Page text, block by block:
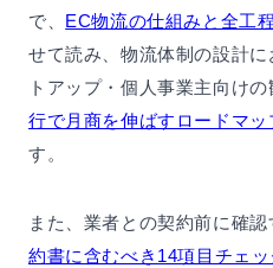
で、 EC物流の仕組みと全工
せて読み、物流体制の設計
トアップ・個人事業主向けの
行で月商を伸ばすロードマッ
す。
また、業者との契約前に確
約書に含むべき14項目チェッ